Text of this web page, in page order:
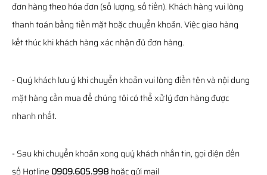
đơn hàng theo hóa đơn (số lượng, số tiền). Khách hàng vui lòng
thanh toán bằng tiền mặt hoặc chuyển khoản. Việc giao hàng
kết thúc khi khách hàng xác nhận đủ đơn hàng.
- Quý khách lưu ý khi chuyển khoản vui lòng điền tên và nội dung
mặt hàng cần mua để chúng tôi có thể xử lý đơn hàng được
nhanh nhất.
- Sau khi chuyển khoản xong quý khách nhắn tin, gọi điện đến
số Hotline 0909.605.998 hoặc gửi mail